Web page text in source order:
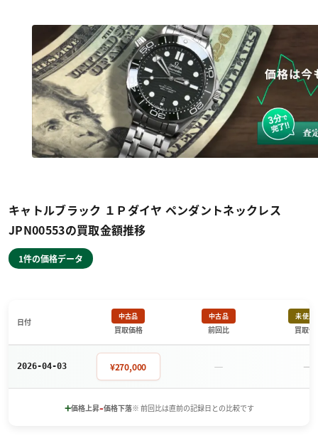
キャトルブラック １Ｐダイヤ ペンダントネックレス
JPN00553の買取金額推移
1件の価格データ
日付
中古品
買取価格
中古品
前回比
未使用
買取価
2026-04-03 ¥270,000 － －
+価格上昇-価格下落※ 前回比は直前の記録日との比較です